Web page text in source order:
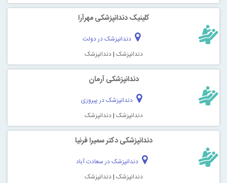
کلینیک دندانپزشکی مهرآرا
دندانپزشک در دولت
دندانپزشک |دندانپزشک
دندانپزشکی آرمان
دندانپزشک در پیروزی
دندانپزشک |دندانپزشک
دندانپزشکی دکتر سمیرا فرنیا
دندانپزشک در سعادت آباد
دندانپزشک |دندانپزشک